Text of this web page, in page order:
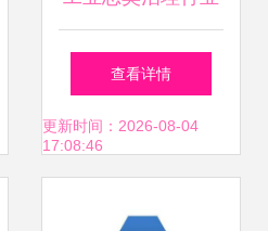
加盟首选 中国派力
迪投资信息深度解
查看详情
更新时间：2026-08-04
17:08:46